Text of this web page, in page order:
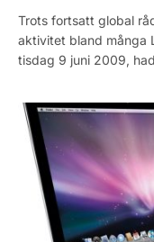
Trots fortsatt global
aktivitet bland många
tisdag 9 juni 2009,